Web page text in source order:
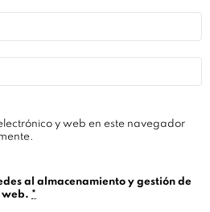
y web en este navegador
al almacenamiento y gestión de
web. *